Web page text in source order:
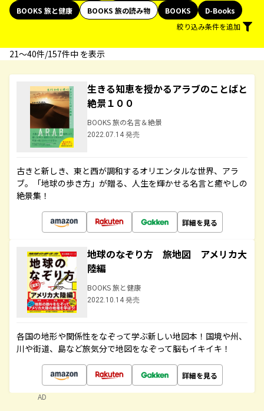
BOOKS 旅と健康
BOOKS 旅の読み物 BOOKS
D-Books
絞り込み条件を追加
21〜40件/157件中 を表示
生きる知恵を授かるアラブのことばと
絶景１００
BOOKS 旅の名言＆絶景
2022.07.14 発売
古きと新しき、東と西が調和するオリエンタルな世界、アラ
ブ。「地球の歩き方」が贈る、人生を輝かせる名言と癒やしの
絶景集！
詳細を見る
地球のなぞり方 旅地図 アメリカ大
陸編
BOOKS 旅と健康
2022.10.14 発売
各国の地形や関係性をなぞって学ぶ新しい地図本！国境や州、
川や街道、島など旅気分で地図をなぞって脳もイキイキ！
詳細を見る
AD